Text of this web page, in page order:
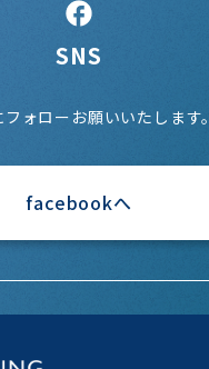
SNS
ォローお願いいたします。
facebookへ